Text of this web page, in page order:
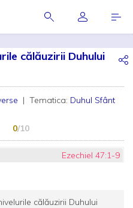
călăuzirii Duhului
| Tematica: Duhul Sfânt
0/10
Ezechiel 47:1-9
călăuzirii Duhului